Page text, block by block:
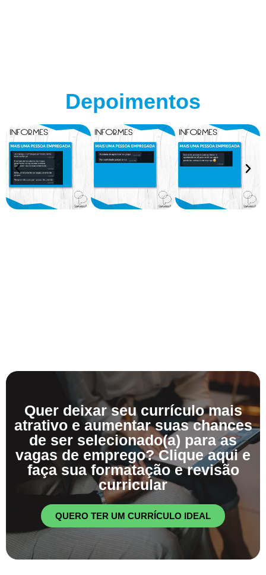
Depoimentos
Quer deixar seu currículo mais
atrativo e aumentar suas chances
de ser selecionado(a) para as
vagas de emprego? Clique aqui e
faça sua formatação e revisão
curricular
QUERO TER UM CURRÍCULO IDEAL